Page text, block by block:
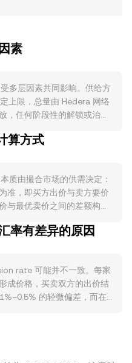
素
多层因素共同影响。供给方
上限，总量由 Hedera 网络
，任何阶段性的解锁或治理
暂时锁定部分代币、降低市
公共用例是核心驱动，包
代币化、碳信用登记、供应
动上升会提升对 HBAR 用
也会扩大交易与持有意
的 conversion rate，例
流动性与政策引导都会影
加密资产证券属性、交易平
术层面，永续合约资金费率
中带来的对冲与展期、以及
算方式
质由撮合市场的供需决定：
准，即买方出价与卖方要价
与最优卖价之间的差额构成
商会计算成交量加权平均价
= HBAR Amount ×
Value / rate；这一定义中
conversion rate。若引用
的即时价格近似等于 y/x；
价再通过法币报价腿映射到
率有差异的原因
rate 可能并不一致。每家
成价格，买卖双方的出价结
的轻微偏差，而在
的上市与合规要求、法